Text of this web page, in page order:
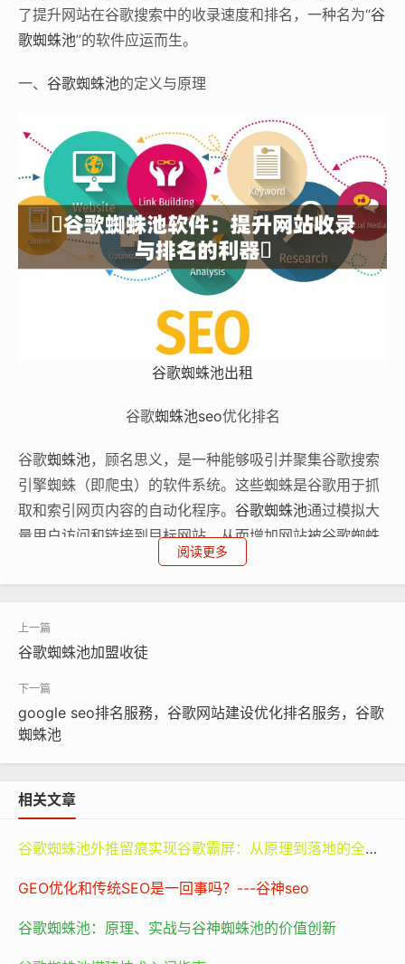
了提升网站在谷歌搜索中的收录速度和排名，一种名为“谷
歌蜘蛛池”的软件应运而生。
一、 谷歌蜘蛛池的定义与原理
谷歌蜘蛛池出租
谷歌蜘蛛池seo优化排名
谷歌蜘蛛池，顾名思义，是一种能够吸引并聚集谷歌搜索
引擎蜘蛛（即爬虫）的软件系统。这些蜘蛛是谷歌用于抓
取和索引网页内容的自动化程序。 谷歌蜘蛛池通过模拟大
量用户访问和链接到目标网站，从而增加网站被谷歌蜘蛛
抓取和索引的频率，进而提高网站在谷歌搜索中的可见性
和排名。
谷歌蜘蛛池
标网站，产生大量的点击和浏览行为。这种模拟行为会触
发谷歌搜索引擎对网站的重新抓取和索引，从而加快网站
‌增加外部链接‌：
目标网站的链接。这些外部链接不仅能为网站带来直接的
流量，还能提高网站在谷歌搜索中的权重和排名。
‌优化网站结构‌：虽然蜘蛛池软件本身不直接优化网站结
式，提高网站对谷歌蜘蛛的友好性，从而有利于网站的抓
阅读更多
谷歌蜘蛛池加盟收徒
google seo排名服務，谷歌网站建设优化排名服务，谷歌
蜘蛛池
相关文章
谷歌蜘蛛池外推留痕实现谷歌霸屏：从原理到落地的全路径指南
GEO优化和传统SEO是一回事吗？---谷神seo
谷歌蜘蛛池：原理、实战与谷神蜘蛛池的价值创新